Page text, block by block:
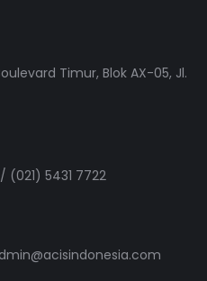
Timur, Blok AX-05, Jl.
(021) 5431 7722